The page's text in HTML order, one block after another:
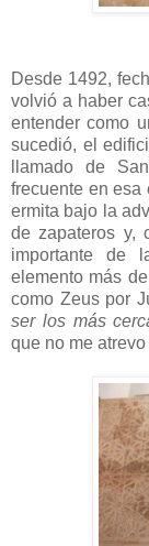
Desde 1492,
volvió a haber
entender como
sucedió, el
llamado de
frecuente en esa
ermita bajo la
de zapateros y,
importante de
elemento más
como Zeus por
ser los más
que no me